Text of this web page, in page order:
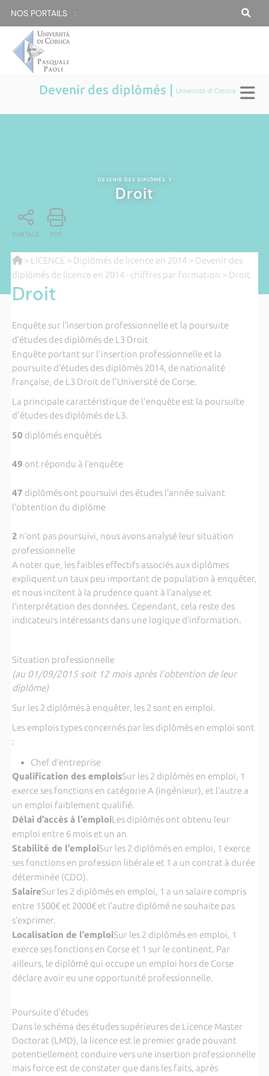
NOS PORTAILS :
Devenir des diplômés | Università di Corsica
DEVENIR DES DIPLÔMÉS |
Droit
PARTAGE PDF
> LICENCE > Diplômés de licence en 2014 > Devenir des
diplômés de licence en 2014 - chiffres par formation > Droit
Droit
Enquête sur l’insertion professionnelle et la poursuite
d’études des diplômés de L3 Droit
Enquête portant sur l'insertion professionnelle et la
poursuite d’études des diplômés 2014, de nationalité
française, de L3 Droit de l'Université de Corse.
La principale caractéristique de l'enquête est la poursuite
d'études des diplômés de L3.
50 diplômés enquêtés
49 ont répondu à l’enquête
47 diplômés ont poursuivi des études l’année suivant
l’obtention du diplôme
2 n’ont pas poursuivi, nous avons analysé leur situation
professionnelle
A noter que, les faibles effectifs associés aux diplômes
expliquent un taux peu important de population à enquêter,
et nous incitent à la prudence quant à l’analyse et
l’interprétation des données. Cependant, cela reste des
indicateurs intéressants dans une logique d’information.
Situation professionnelle
(au 01/09/2015 soit 12 mois après l’obtention de leur
diplôme)
Sur les 2 diplômés à enquêter, les 2 sont en emploi.
Les emplois types concernés par les diplômés en emploi sont
:
Chef d’entreprise
Qualification des emploisSur les 2 diplômés en emploi, 1
exerce ses fonctions en catégorie A (ingénieur), et l’autre a
un emploi faiblement qualifié.
Délai d’accès à l’emploiLes diplômés ont obtenu leur
emploi entre 6 mois et un an.
Stabilité de l’emploiSur les 2 diplômés en emploi, 1 exerce
ses fonctions en profession libérale et 1 a un contrat à durée
déterminée (CDD).
SalaireSur les 2 diplômés en emploi, 1 a un salaire compris
entre 1500€ et 2000€ et l’autre diplômé ne souhaite pas
s’exprimer.
Localisation de l’emploiSur les 2 diplômés en emploi, 1
exerce ses fonctions en Corse et 1 sur le continent. Par
ailleurs, le diplômé qui occupe un emploi hors de Corse
déclare avoir eu une opportunité professionnelle.
Poursuite d’études
Dans le schéma des études supérieures de Licence Master
Doctorat (LMD), la licence est le premier grade pouvant
potentiellement conduire vers une insertion professionnelle
mais force est de constater que dans les faits, après